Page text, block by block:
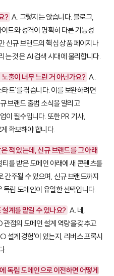
? A. 그렇지는 않습니다. 블로그,
트와 성격이 명확히 다른 기능성
신규 브랜드의 핵심 상품 페이지나
는 것은 AI 검색 시대에 불리합니다.
출이 너무 느린 거 아닌가요? A.
트'를 겪습니다. 이를 보완하려면
브랜드 출범 소식을 알리고
이 필수입니다. 또한 PR 기사,
확보해야 합니다.
적 있는데, 신규 브랜드를 그 아래
를 받은 도메인 아래에 새 콘텐츠를
간주될 수 있으며, 신규 브랜드까지
독립 도메인이 유일한 선택입니다.
계를 맡길 수 있나요? A. 네,
점의 도메인 설계 역량을 갖추고
설계 경험'이 있는지, 리버스 프록시
.
독립 도메인으로 이전하면 어떻게